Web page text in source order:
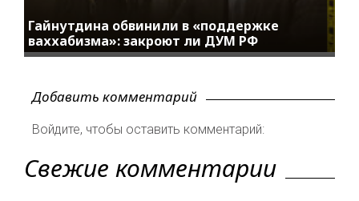
Гайнутдина обвинили в «поддержке
ваххабизма»: закроют ли ДУМ РФ
Добавить комментарий
Войдите, чтобы оставить комментарий:
Свежие комментарии